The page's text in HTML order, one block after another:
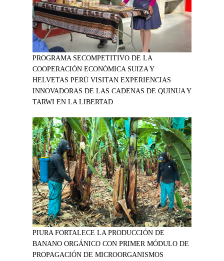
PROGRAMA SECOMPETITIVO DE LA
COOPERACIÓN ECONÓMICA SUIZA Y
HELVETAS PERÚ VISITAN EXPERIENCIAS
INNOVADORAS DE LAS CADENAS DE QUINUA Y
TARWI EN LA LIBERTAD
PIURA FORTALECE LA PRODUCCIÓN DE
BANANO ORGÁNICO CON PRIMER MÓDULO DE
PROPAGACIÓN DE MICROORGANISMOS